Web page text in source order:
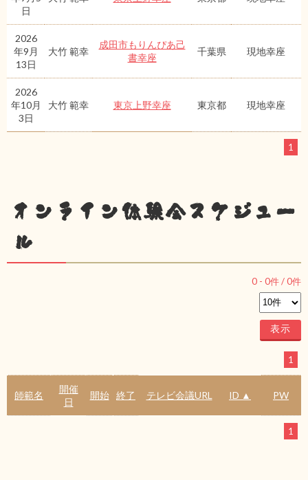
日
2026
年9月
13日
大竹 範幸
成田市もりんぴあ己
書幸座
千葉県 現地幸座
2026
年10月
3日
大竹 範幸 東京上野幸座 東京都 現地幸座
1
オンライン体験会スケジュー
ル
0 - 0件 /0件
1
師範名
開催
日
開始 終了 テレビ会議URL ID ▲ PW
1